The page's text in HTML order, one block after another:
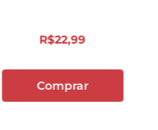
R$22,99
Comprar